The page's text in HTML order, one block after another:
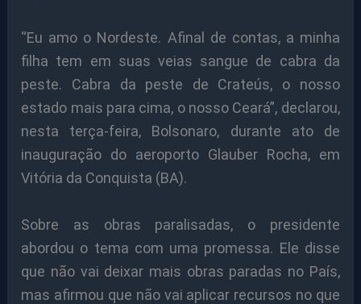
“Eu amo o Nordeste. Afinal de contas, a minha
filha tem em suas veias sangue de cabra da
peste. Cabra da peste de Crateús, o nosso
estado mais para cima, o nosso Ceará”, declarou,
nesta terça-feira, Bolsonaro, durante ato de
inauguração do aeroporto Glauber Rocha, em
Vitória da Conquista (BA).
Sobre as obras paralisadas, o presidente
abordou o tema com uma promessa. Ele disse
que não vai deixar mais obras paradas no País,
mas afirmou que não vai aplicar recursos no que